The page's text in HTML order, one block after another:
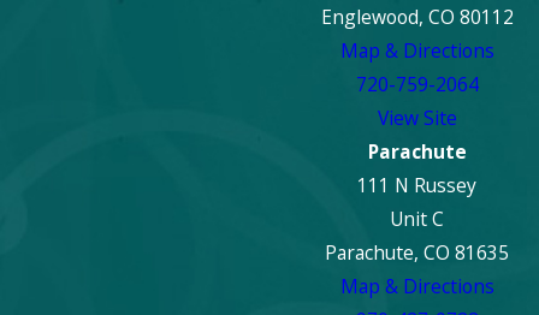
Englewood, CO 80112
Map & Directions
720-759-2064
View Site
Parachute
111 N Russey
Unit C
Parachute, CO 81635
Map & Directions